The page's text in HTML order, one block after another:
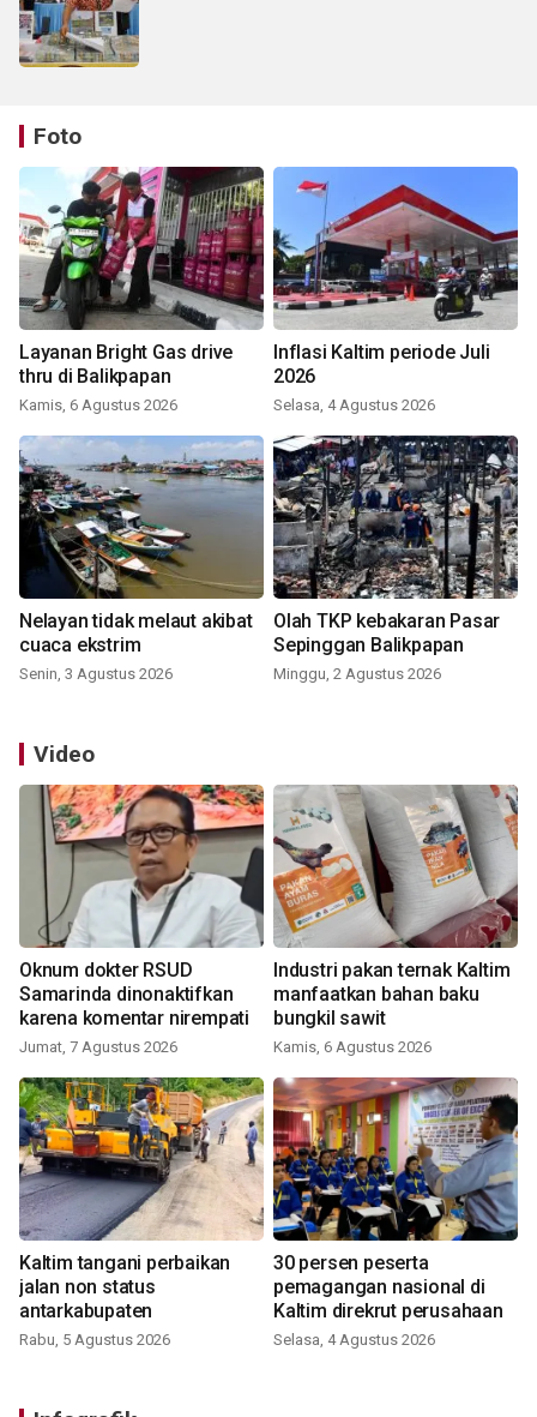
Foto
Layanan Bright Gas drive
thru di Balikpapan
Kamis, 6 Agustus 2026
Inflasi Kaltim periode Juli
2026
Selasa, 4 Agustus 2026
Nelayan tidak melaut akibat
cuaca ekstrim
Senin, 3 Agustus 2026
Olah TKP kebakaran Pasar
Sepinggan Balikpapan
Minggu, 2 Agustus 2026
Video
Oknum dokter RSUD
Samarinda dinonaktifkan
karena komentar nirempati
Jumat, 7 Agustus 2026
Industri pakan ternak Kaltim
manfaatkan bahan baku
bungkil sawit
Kamis, 6 Agustus 2026
Kaltim tangani perbaikan
jalan non status
antarkabupaten
Rabu, 5 Agustus 2026
30 persen peserta
pemagangan nasional di
Kaltim direkrut perusahaan
Selasa, 4 Agustus 2026